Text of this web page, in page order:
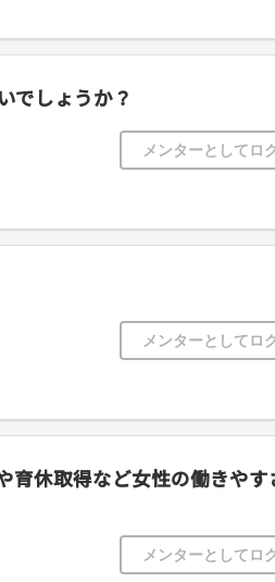
でしょうか？
メンターとしてロ
メンターとしてロ
休取得など女性の働きや
メンターとしてロ